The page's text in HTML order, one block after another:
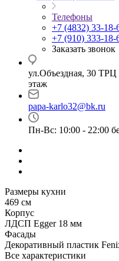
Телефоны
+7 (4832) 33-18-
+7 (910) 333-18-
Заказать звонок
ул.Объездная, 30
этаж
papa-karlo32@bk.ru
Пн-Вс: 10:00 - 22:00
Размеры кухни
469 см
Корпус
ЛДСП Egger 18 мм
Фасады
Декоративный пластик
Все характеристики